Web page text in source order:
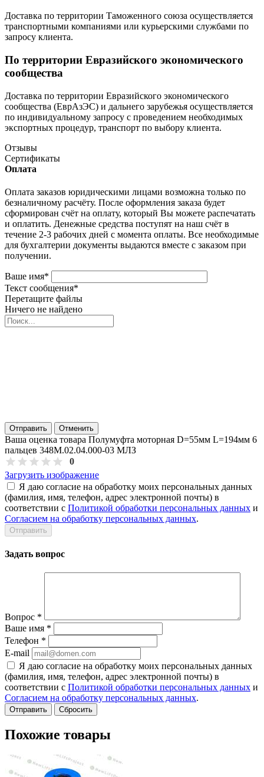
Доставка по территории Таможенного союза осуществляется
транспортными компаниями или курьерскими службами по
запросу клиента.
По территории Евразийского экономического
сообщества
Доставка по территории Евразийского экономического
сообщества (ЕврАзЭС) и дальнего зарубежья осуществляется
по индивидуальному запросу с проведением необходимых
экспортных процедур, транспорт по выбору клиента.
Отзывы
Сертификаты
Оплата
Оплата заказов юридическими лицами возможна только по
безналичному расчёту. После оформления заказа будет
сформирован счёт на оплату, который Вы можете распечатать
и оплатить. Денежные средства поступят на наш счёт в
течение 2-3 рабочих дней с момента оплаты. Все необходимые
для бухгалтерии документы выдаются вместе с заказом при
получении.
Ваше имя*
Текст сообщения*
Перетащите файлы
Ничего не найдено
Отправить Отменить
Ваша оценка товара Полумуфта моторная D=55мм L=194мм 6
пальцев 348М.02.04.000-03 МЛЗ
0
Загрузить изображение
Я даю согласие на обработку моих персональных данных
(фамилия, имя, телефон, адрес электронной почты) в
соответствии с Политикой обработки персональных данных и
Согласием на обработку персональных данных.
Задать вопрос
Вопрос *
Ваше имя *
Телефон *
E-mail
Я даю согласие на обработку моих персональных данных
(фамилия, имя, телефон, адрес электронной почты) в
соответствии с Политикой обработки персональных данных и
Согласием на обработку персональных данных.
Сбросить
Похожие товары